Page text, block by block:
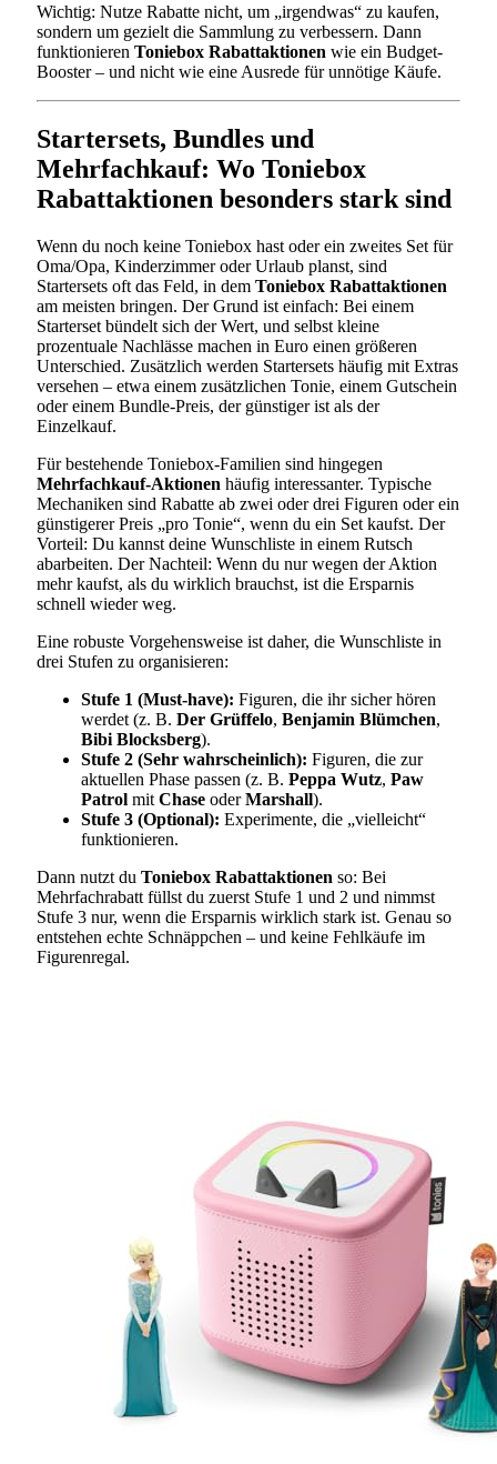
Wichtig: Nutze Rabatte nicht, um „irgendwas“ zu kaufen,
sondern um gezielt die Sammlung zu verbessern. Dann
funktionieren Toniebox Rabattaktionen wie ein Budget-
Booster – und nicht wie eine Ausrede für unnötige Käufe.
Startersets, Bundles und
Mehrfachkauf: Wo Toniebox
Rabattaktionen besonders stark sind
Wenn du noch keine Toniebox hast oder ein zweites Set für
Oma/Opa, Kinderzimmer oder Urlaub planst, sind
Startersets oft das Feld, in dem Toniebox Rabattaktionen
am meisten bringen. Der Grund ist einfach: Bei einem
Starterset bündelt sich der Wert, und selbst kleine
prozentuale Nachlässe machen in Euro einen größeren
Unterschied. Zusätzlich werden Startersets häufig mit Extras
versehen – etwa einem zusätzlichen Tonie, einem Gutschein
oder einem Bundle-Preis, der günstiger ist als der
Einzelkauf.
Für bestehende Toniebox-Familien sind hingegen
Mehrfachkauf-Aktionen häufig interessanter. Typische
Mechaniken sind Rabatte ab zwei oder drei Figuren oder ein
günstigerer Preis „pro Tonie“, wenn du ein Set kaufst. Der
Vorteil: Du kannst deine Wunschliste in einem Rutsch
abarbeiten. Der Nachteil: Wenn du nur wegen der Aktion
mehr kaufst, als du wirklich brauchst, ist die Ersparnis
schnell wieder weg.
Eine robuste Vorgehensweise ist daher, die Wunschliste in
drei Stufen zu organisieren:
Stufe 1 (Must-have): Figuren, die ihr sicher hören
werdet (z. B. Der Grüffelo, Benjamin Blümchen,
Bibi Blocksberg).
Stufe 2 (Sehr wahrscheinlich): Figuren, die zur
aktuellen Phase passen (z. B. Peppa Wutz, Paw
Patrol mit Chase oderMarshall).
Stufe 3 (Optional): Experimente, die „vielleicht“
funktionieren.
Dann nutzt du Toniebox Rabattaktionen so: Bei
Mehrfachrabatt füllst du zuerst Stufe 1 und 2 und nimmst
Stufe 3 nur, wenn die Ersparnis wirklich stark ist. Genau so
entstehen echte Schnäppchen – und keine Fehlkäufe im
Figurenregal.